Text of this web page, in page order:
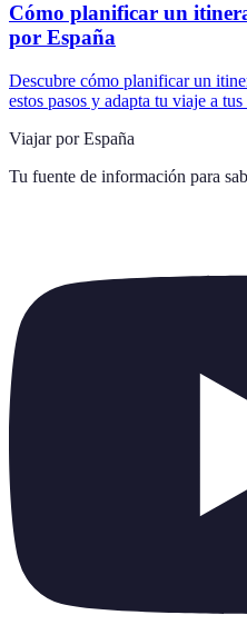
Cómo planificar un
por España
Descubre cómo planificar un
estos pasos y adapta tu viaje a tus
Viajar por España
Tu fuente de información para